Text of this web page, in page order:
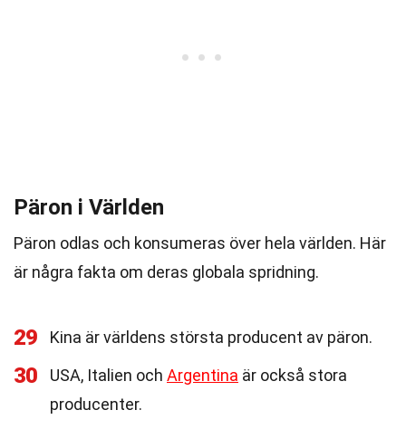
Päron i Världen
Päron odlas och konsumeras över hela världen. Här
är några fakta om deras globala spridning.
29 Kina är världens största producent av päron.
30 USA, Italien och Argentina är också stora
producenter.